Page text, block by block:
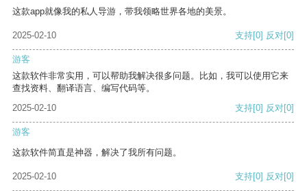
这款app就像我的私人导游，带我领略世界各地的美景。
2025-02-10 支持[0] 反对[0]
游客
这款软件非常实用，可以帮助我解决很多问题。比如，我可以使用它来
查找资料、翻译语言、编写代码等。
2025-02-10
支持[0] 反对[0]
游客
这款软件简直是神器，解决了我所有问题。
2025-02-10 支持[0] 反对[0]